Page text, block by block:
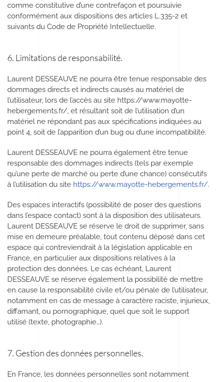
comme constitutive d’une contrefaçon et poursuivie
conformément aux dispositions des articles L.335-2 et
suivants du Code de Propriété Intellectuelle.
6. Limitations de responsabilité.
Laurent DESSEAUVE ne pourra être tenue responsable des
dommages directs et indirects causés au matériel de
l’utilisateur, lors de l’accès au site https://www.mayotte-
hebergements.fr/, et résultant soit de l’utilisation d’un
matériel ne répondant pas aux spécifications indiquées au
point 4, soit de l’apparition d’un bug ou d’une incompatibilité.
Laurent DESSEAUVE ne pourra également être tenue
responsable des dommages indirects (tels par exemple
qu’une perte de marché ou perte d’une chance) consécutifs
à l’utilisation du site https://www.mayotte-hebergements.fr/.
Des espaces interactifs (possibilité de poser des questions
dans l’espace contact) sont à la disposition des utilisateurs.
Laurent DESSEAUVE se réserve le droit de supprimer, sans
mise en demeure préalable, tout contenu déposé dans cet
espace qui contreviendrait à la législation applicable en
France, en particulier aux dispositions relatives à la
protection des données. Le cas échéant, Laurent
DESSEAUVE se réserve également la possibilité de mettre
en cause la responsabilité civile et/ou pénale de l’utilisateur,
notamment en cas de message à caractère raciste, injurieux,
diffamant, ou pornographique, quel que soit le support
utilisé (texte, photographie…).
7. Gestion des données personnelles.
En France, les données personnelles sont notamment